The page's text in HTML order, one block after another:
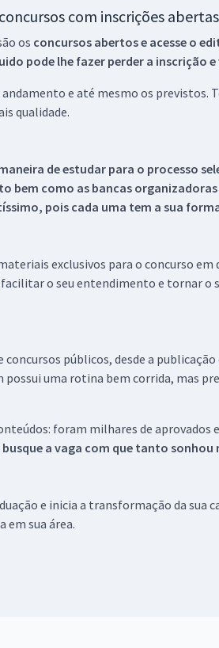
com inscrições abertas
os concursos abertos e acesse o
pode lhe fazer perder a inscrição
e até mesmo os previstos.
qualidade.
de estudar para o processo
bem como as bancas
pois cada uma tem a sua
exclusivos para o concurso
o seu entendimento e tornar
concursos públicos, desde a
uma rotina bem corrida, mas
foram milhares de aprovados
a vaga com que tanto
e inicia a transformação da
em sua área.